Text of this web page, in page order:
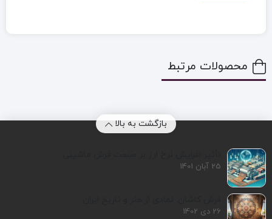
محصولات مرتبط
بازگشت به بالا
25 آبان 1401
26 دی 1402